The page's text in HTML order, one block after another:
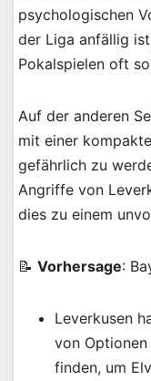
psychologischen
der Liga anfällig
Pokalspielen oft
Auf der anderen
mit einer
gefährlich zu
Angriffe von
dies zu einem
📝 Vorhersage:
Leverkusen
von
finden, um